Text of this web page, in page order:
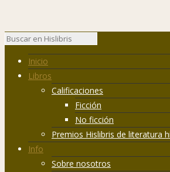
Inicio
Libros
Calificaciones
Ficción
No ficción
Premios Hislibris de literatura
Info
Sobre nosotros